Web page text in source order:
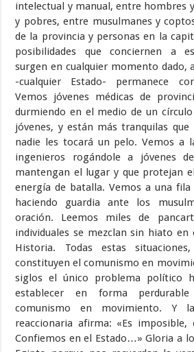
intelectual y manual, entre hombres
y pobres, entre musulmanes y
de la provincia y personas en la
posibilidades que conciernen a
surgen en cualquier momento dado,
-cualquier Estado- permanece
Vemos jóvenes médicas de
durmiendo en el medio de un
jóvenes, y están más tranquilas que
nadie les tocará un pelo. Vemos a
ingenieros rogándole a jóvenes
mantengan el lugar y que protejan
energía de batalla. Vemos a una
haciendo guardia ante los
oración. Leemos miles de
individuales se mezclan sin hiato en
Historia. Todas estas
constituyen el comunismo en
siglos el único problema político
establecer en forma
comunismo en movimiento. Y
reaccionaria afirma: «Es imposible,
Confiemos en el Estado…» Gloria a